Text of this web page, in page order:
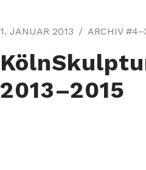
1. JANUAR 2013 ARCHIV
2013–2015